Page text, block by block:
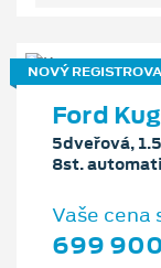
NOVÝ
Ford
5dveřová,
8st.
Vaše cena
699